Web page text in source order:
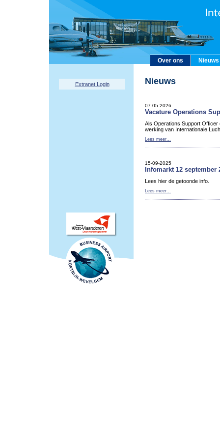
Over ons Nieuws
Extranet Login Nieuws
07-05-2026
Vacature Operations
Als Operations Support Officer
werking van Internationale
Lees meer...
15-09-2025
Infomarkt 12 september
Lees hier de getoonde info.
Lees meer...